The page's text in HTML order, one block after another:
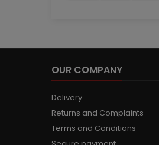
OUR COMPANY
Delivery
Returns and Complaints
Terms and Conditions